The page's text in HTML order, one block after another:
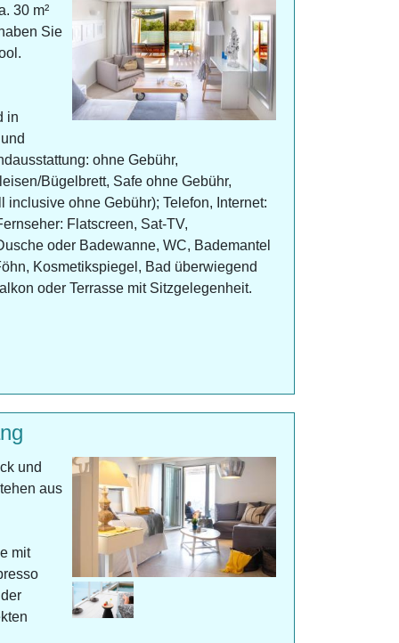
30 m²
Sie
in
ohne Gebühr,
Bügelbrett, Safe ohne Gebühr,
inclusive ohne Gebühr); Telefon, Internet:
Flatscreen, Sat-TV,
oder Badewanne, WC, Bademantel
Kosmetikspiegel, Bad überwiegend
oder Terrasse mit Sitzgelegenheit.
und
aus
mit